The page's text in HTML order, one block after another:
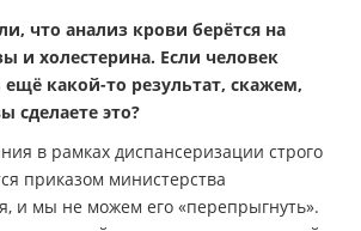
что анализ крови берётся на
и холестерина. Если человек
ещё какой-то результат, скажем,
сделаете это?
в рамках диспансеризации строго
приказом министерства
и мы не можем его «перепрыгнуть».